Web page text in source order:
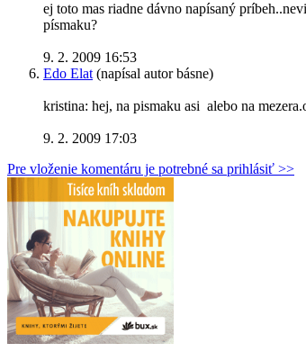
ej toto mas riadne dávno napísaný
písmaku?
9. 2. 2009 16:53
Edo Elat (napísal autor básne)
kristina: hej, na pismaku asi alebo na
9. 2. 2009 17:03
Pre vloženie komentáru je potrebné sa prihlásiť >>